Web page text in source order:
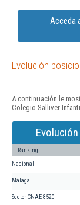
Acceda
Evolución
A continuación le
Colegio Salliver
Ranking
Nacional
Málaga
Sector CNAE 8520